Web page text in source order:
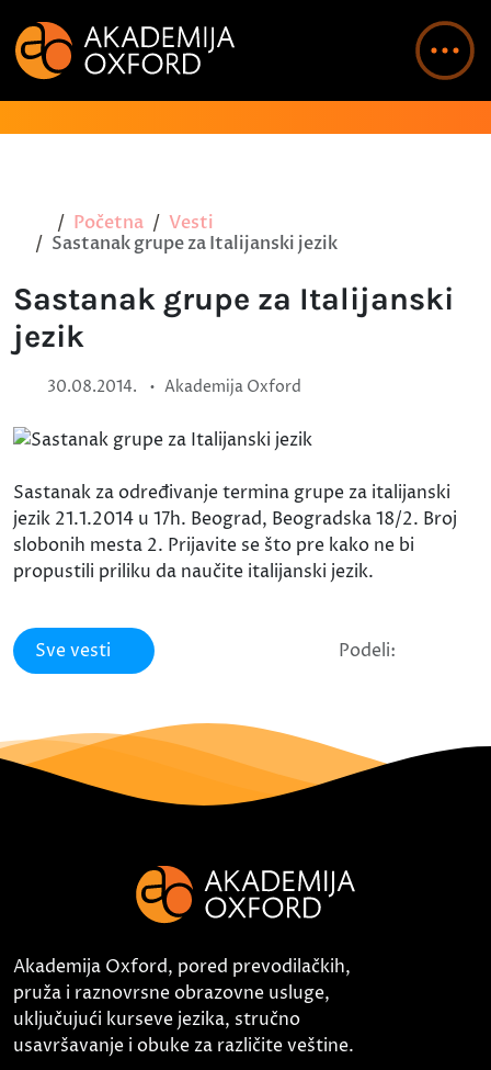
Početna
Vesti
Sastanak grupe za Italijanski jezik
Sastanak grupe za Italijanski
jezik
30.08.2014. • Akademija Oxford
Sastanak za određivanje termina grupe za italijanski
jezik 21.1.2014 u 17h. Beograd, Beogradska 18/2. Broj
slobonih mesta 2. Prijavite se što pre kako ne bi
propustili priliku da naučite italijanski jezik.
Sve vesti Podeli:
Akademija Oxford, pored prevodilačkih,
pruža i raznovrsne obrazovne usluge,
uključujući kurseve jezika, stručno
usavršavanje i obuke za različite veštine.